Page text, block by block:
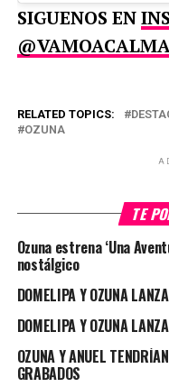
SIGUENOS EN
RELATED TOPICS:
OZUNA
TE
Ozuna estrena ‘Una
nostálgico
DOMELIPA Y OZUNA
DOMELIPA Y OZUNA
OZUNA Y ANUEL
GRABADOS